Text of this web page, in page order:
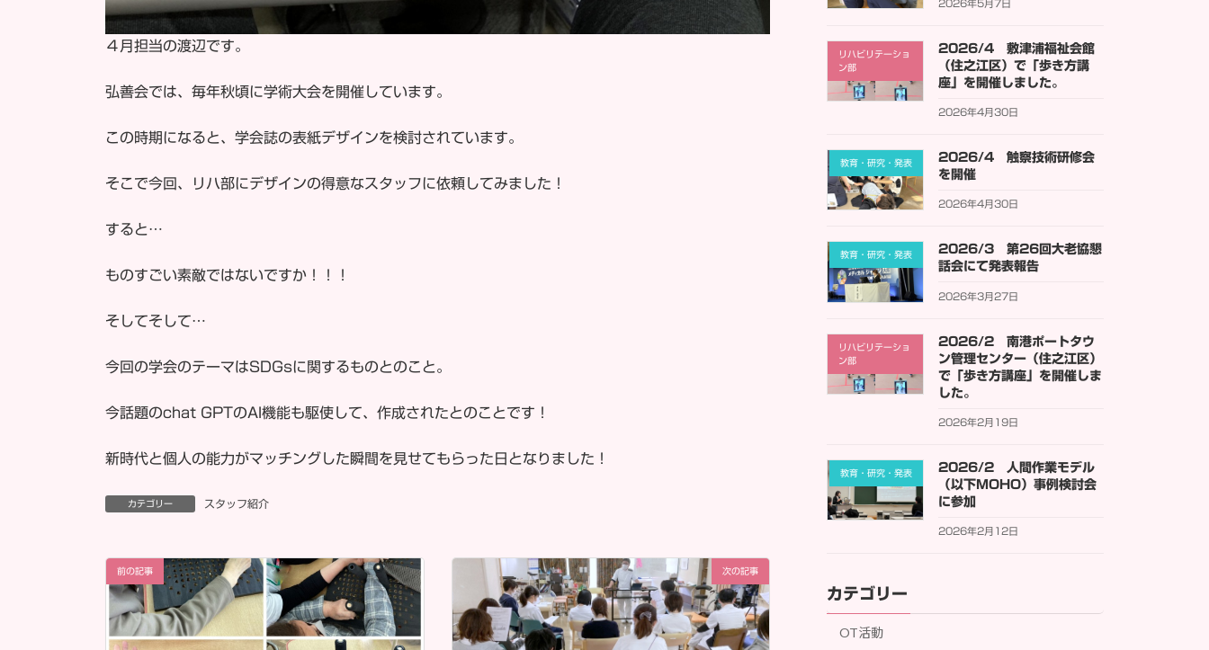
４月担当の渡辺です。
弘善会では、毎年秋頃に学術大会を開催しています。
この時期になると、学会誌の表紙デザインを検討されています。
そこで今回、リハ部にデザインの得意なスタッフに依頼してみました！
すると…
ものすごい素敵ではないですか！！！
そしてそして…
今回の学会のテーマはSDGsに関するものとのこと。
今話題のchat GPTのAI機能も駆使して、作成されたとのことです！
新時代と個人の能力がマッチングした瞬間を見せてもらった日となりました！
カテゴリー スタッフ紹介
前の記事 次の記事
2026年5月7日
リハビリテーショ
ン部
2026/4 敷津浦福祉会館
（住之江区）で「歩き方講
座」を開催しました。
2026年4月30日
教育・研究・発表
2026/4 触察技術研修会
を開催
2026年4月30日
教育・研究・発表
2026/3 第26回大老協懇
話会にて発表報告
2026年3月27日
リハビリテーショ
ン部
2026/2 南港ポートタウ
ン管理センター（住之江区）
で「歩き方講座」を開催しま
した。
2026年2月19日
教育・研究・発表
2026/2 人間作業モデル
（以下MOHO）事例検討会
に参加
2026年2月12日
カテゴリー
OT活動